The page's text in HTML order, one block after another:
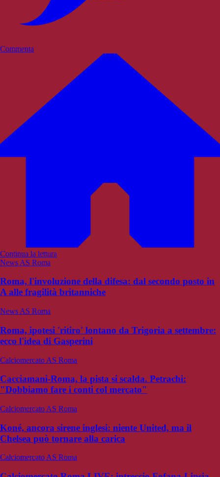
Commenta
Continua la lettura
News AS Roma
Roma, l'involuzione della difesa: dal secondo posto in
A alle fragilità britanniche
News AS Roma
Roma, ipotesi 'ritiro' lontano da Trigoria a settembre:
ecco l'idea di Gasperini
Calciomercato AS Roma
Cacciamani-Roma, la pista si scalda. Petrachi:
"Dobbiamo fare i conti col mercato"
Calciomercato AS Roma
Koné, ancora sirene inglesi: niente United, ma il
Chelsea può tornare alla carica
Calciomercato AS Roma